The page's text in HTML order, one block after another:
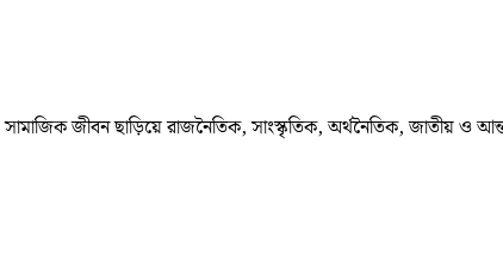
জীবন ছাড়িয়ে রাজনৈতিক, সাংস্কৃতিক, অর্থনৈতিক, জাতীয় ও